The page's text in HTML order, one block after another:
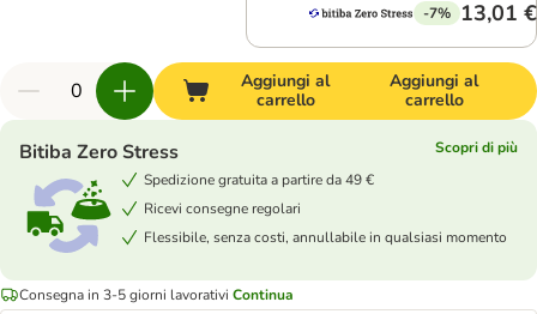
-7% 13,01 €
Aggiungi al
carrello
Aggiungi al
carrello
Bitiba Zero Stress
Scopri di più
Spedizione gratuita a partire da 49 €
Ricevi consegne regolari
Flessibile, senza costi, annullabile in qualsiasi momento
Consegna in 3-5 giorni lavorativi Continua